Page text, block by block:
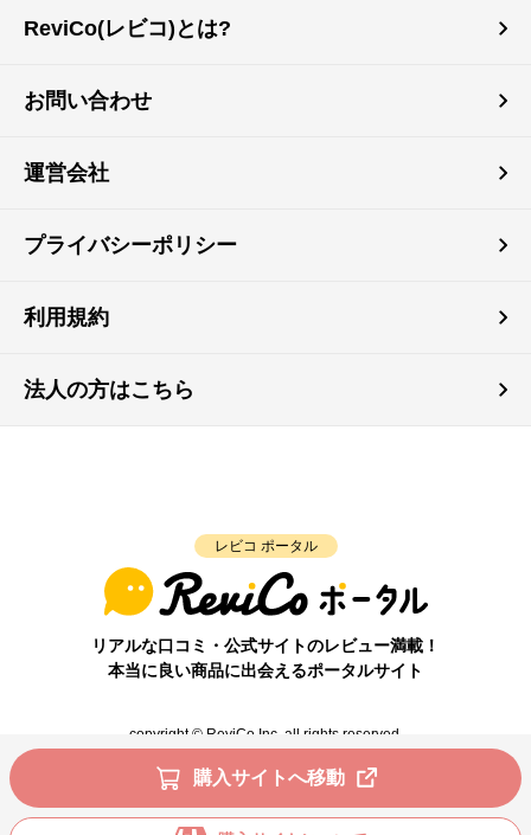
購入サイトへ移動
ReviCo(レビコ)とは?
お問い合わせ
運営会社
プライバシーポリシー
利用規約
法人の方はこちら
レビコ ポータル
リアルな口コミ・公式サイトのレビュー満載！
本当に良い商品に出会えるポータルサイト
copyright © ReviCo Inc. all rights reserved.